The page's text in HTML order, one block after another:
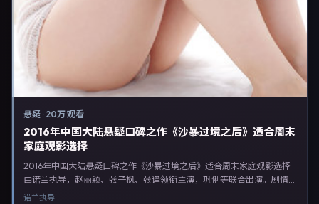
悬疑 · 20万 观看
2016年中国大陆悬疑口碑之作《沙暴过境之后》适合周末
家庭观影选择
2016年中国大陆悬疑口碑之作《沙暴过境之后》适合周末家庭观影选择
由诺兰执导，赵丽颖、张子枫、张译领衔主演，巩俐等联合出演。剧情以
悬疑类型为主线，融合中国大陆本土叙事与人物弧光，适合检索「悬疑电
诺兰执导